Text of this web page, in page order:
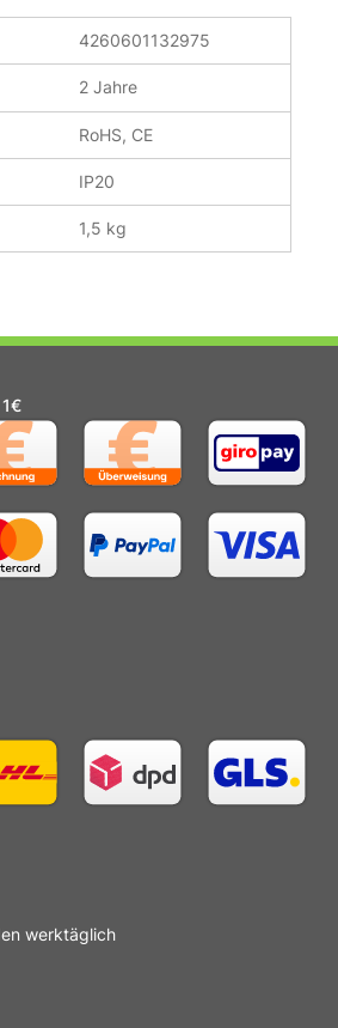
4260601132975
2 Jahre
RoHS, CE
IP20
1,5 kg
werktäglich